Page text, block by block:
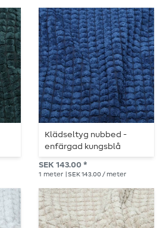
Klädseltyg nubbed -
enfärgad kungsblå
SEK 143.00 *
1 meter | SEK 143.00 / meter